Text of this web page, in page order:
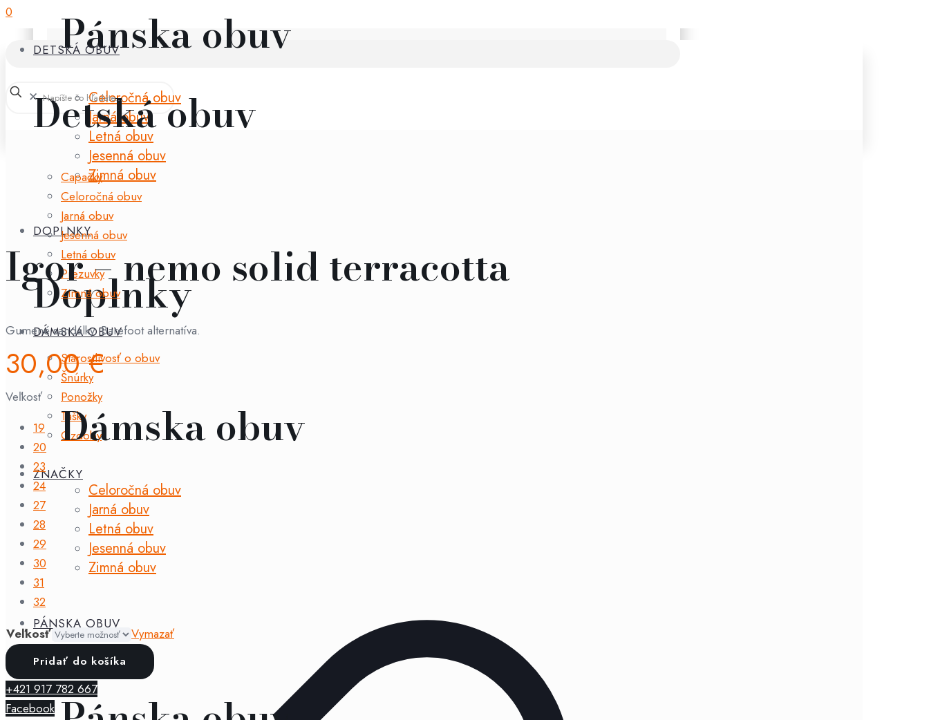
Pánska obuv
Celoročná obuv
Jarná obuv
Letná obuv
Jesenná obuv
Zimná obuv
DOPLNKY
Doplnky
Starostlivosť o obuv
Šnúrky
Ponožky
Tašky
Ozdoby
ZNAČKY
0
DETSKÁ OBUV
Detská obuv
Capačky
Celoročná obuv
Jarná obuv
Jesenná obuv
Letná obuv
Prezuvky
Zimná obuv
DÁMSKA OBUV
Dámska obuv
Celoročná obuv
Jarná obuv
Letná obuv
Jesenná obuv
Zimná obuv
PÁNSKA OBUV
✕
Igor – nemo solid terracotta
Gumené sandálky. Barefoot alternatíva.
30,00€
Veľkosť
19
20
23
24
27
28
29
30
31
32
Veľkosť
Vymazať
množstvo
Igor
-
nemo
Pridať do košíka
+421 917 782 667
Facebook